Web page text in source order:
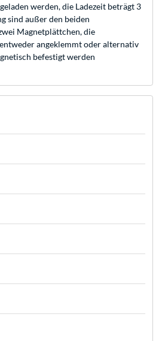
werden, die Ladezeit beträgt 3
sind außer den beiden
Magnetplättchen, die
angeklemmt oder alternativ
befestigt werden